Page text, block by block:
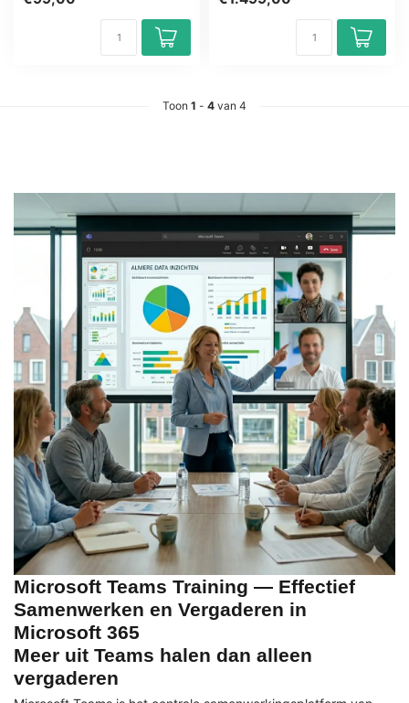
en Offic...
Utrecht....
Toon 1 - 4 van 4
Microsoft Teams Training — Effectief
Samenwerken en Vergaderen in
Microsoft 365
Meer uit Teams halen dan alleen
vergaderen